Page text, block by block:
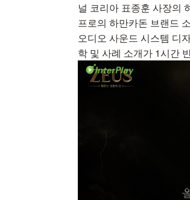
널 코리아 표종훈 사장의
프로의 하만카돈 브랜드
오디오 사운드 시스템 디
학 및 사례 소개가 1시간